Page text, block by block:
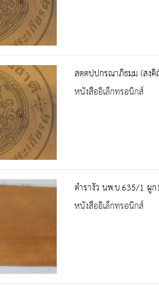
สตฺตปฺปกรณาภิธมฺม (สงฺ
หนังสืออิเล็กทรอนิกส์
ตำรางัว นพ.บ.635/1 ผูก
หนังสืออิเล็กทรอนิกส์